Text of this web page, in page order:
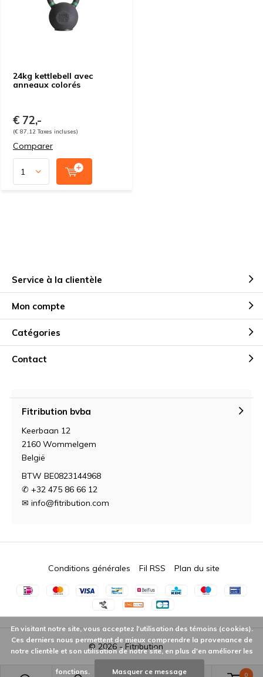
0
24kg kettlebell avec
anneaux colorés
€ 72,-
(€ 87,12 Taxes incluses)
Comparer
Service à la clientèle
Mon compte
Catégories
Contact
Fitribution bvba
Keerbaan 12
2160 Wommelgem
België
BTW BE0823144968
✆ +32 475 86 66 12
✉ info@fitribution.com
© 2026 - Fitribution
Conditions générales Fil RSS Plan du site
En visitant notre site, vous acceptez l'utilisation des témoins (cookies).
Ces derniers nous permettent de mieux comprendre la provenance de
notre clientèle et son utilisation de notre site, en plus d'en améliorer les
fonctions. Masquer ce message